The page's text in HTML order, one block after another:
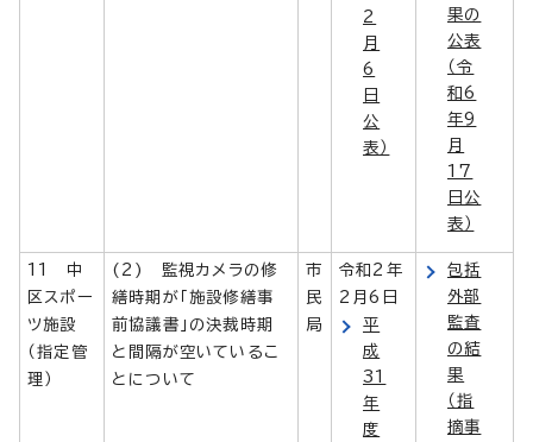
2
月
6
日
公
表）
果の
公表
（令
和6
年9
月
17
日公
表）
11 中
区スポー
ツ施設
（指定管
理）
(2) 監視カメラの修
繕時期が「施設修繕事
前協議書」の決裁時期
と間隔が空いているこ
とについて
市
民
局
令和2年
2月6日
平
成
31
年
度
包括
外部
監査
の結
果
（指
摘事